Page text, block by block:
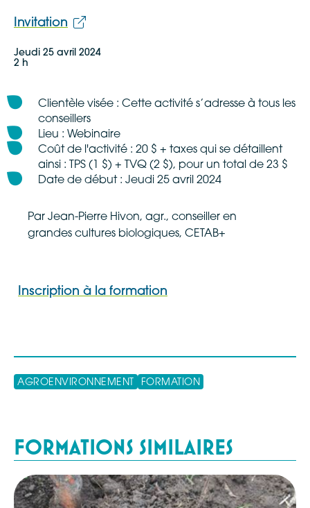
Invitation
Jeudi 25 avril 2024
2 h
Clientèle visée : Cette activité s’adresse à tous les
conseillers
Lieu : Webinaire
Coût de l'activité : 20 $ + taxes qui se détaillent
ainsi : TPS (1 $) + TVQ (2 $), pour un total de 23 $
Date de début : Jeudi 25 avril 2024
Par Jean-Pierre Hivon, agr., conseiller en
grandes cultures biologiques, CETAB+
Inscription à la formation
ENREGISTREMENT 2024-
04-25
sontobligatoires
Étape1de3
33%
AGROENVIRONNEMENT FORMATION
FORMATIONS SIMILAIRES